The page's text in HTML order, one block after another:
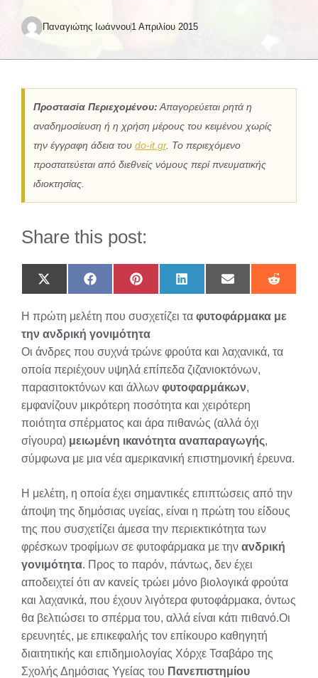
Παναγιώτης Ιωάννου1 Απριλίου 2015
Προστασία Περιεχομένου: Απαγορεύεται ρητά η
αναδημοσίευση ή η χρήση μέρους του κειμένου χωρίς
την έγγραφη άδεια του do-it.gr. Το περιεχόμενο
προστατεύεται από διεθνείς νόμους περί πνευματικής
ιδιοκτησίας.
Share this post:
Share
on
(Twitter)
Share
on
Share
on
Share
on
Share
on
Share
on
Η πρώτη μελέτη που συσχετίζει τα φυτοφάρμακα με
την ανδρική γονιμότητα
Οι άνδρες που συχνά τρώνε φρούτα και λαχανικά, τα
οποία περιέχουν υψηλά επίπεδα ζιζανιοκτόνων,
παρασιτοκτόνων και άλλων φυτοφαρμάκων,
εμφανίζουν μικρότερη ποσότητα και χειρότερη
ποιότητα σπέρματος και άρα πιθανώς (αλλά όχι
σίγουρα) μειωμένη ικανότητα αναπαραγωγής,
σύμφωνα με μια νέα αμερικανική επιστημονική έρευνα.
Η μελέτη, η οποία έχει σημαντικές επιπτώσεις από την
άποψη της δημόσιας υγείας, είναι η πρώτη του είδους
της που συσχετίζει άμεσα την περιεκτικότητα των
φρέσκων τροφίμων σε φυτοφάρμακα με την ανδρική
γονιμότητα. Προς το παρόν, πάντως, δεν έχει
αποδειχτεί ότι αν κανείς τρώει μόνο βιολογικά φρούτα
και λαχανικά, που έχουν λιγότερα φυτοφάρμακα, όντως
θα βελτιώσει το σπέρμα του, αλλά είναι κάτι πιθανό.Οι
ερευνητές, με επικεφαλής τον επίκουρο καθηγητή
διαιτητικής και επιδημιολογίας Χόρχε Τσαβάρο της
Σχολής Δημόσιας Υγείας του Πανεπιστημίου